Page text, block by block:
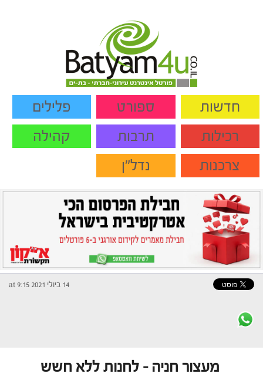
חדשות ספורט
פלילים
רכילות
תרבות
קהילה
צרכנות
נדל"ן
14 ביולי 2021 at 9:15
מעצור חניה – לחנות ללא חשש